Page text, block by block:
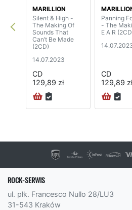
MARILLION
Silent & High -
The Making Of
Sounds That
Can’t Be Made
(2CD)
14.07.2023
CD
129,89 zł
Panning
- The
E A R
CD
129,89 zł
ROCK-SERWIS
ul. płk. Francesco Nullo 28/LU3
31-543 Kraków